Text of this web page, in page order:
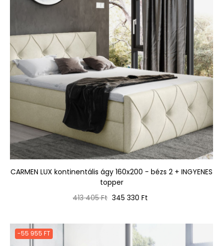
CARMEN LUX kontinentális ágy 160x200 - bézs 2 + INGYENES
topper
Normál
413 405 Ft Ár
345 330 Ft
-55 955 FT